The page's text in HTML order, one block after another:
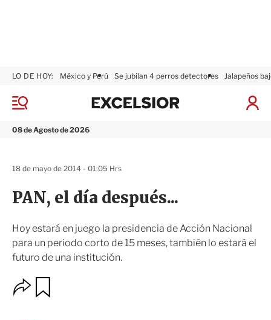
M
n
08 de Agosto de 2026
LO DE HOY: México y Perú Se jubilan 4 perros detectores Jalapeños
I
n
x
PAN, el día después...
Hoy estará en juego la presidencia de Acción Nacional
para un periodo corto de 15 meses, también lo estará el
futuro de una institución.
18 de mayo de 2014 - 01:05 Hrs
O
p